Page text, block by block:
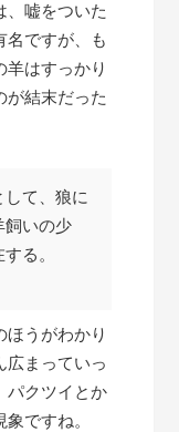
、嘘をついた
名ですが、も
羊はすっかり
が結末だった
て、狼に
飼いの少
る。
うがわかり
広まっていっ
パクツイとか
ですね。